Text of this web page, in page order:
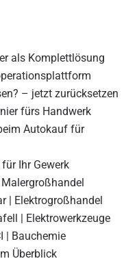
als Komplettlösung
– jetzt zurücksetzen
fürs Handwerk
Autokauf für
Ihr Gewerk
| Elektrogroßhandel
| Elektrowerkzeuge
| Bauchemie
Überblick